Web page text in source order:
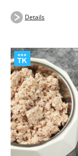
Details